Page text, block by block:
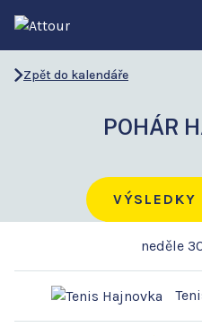
Zpět do kalendáře
POHÁR
VÝSLEDKY
neděle